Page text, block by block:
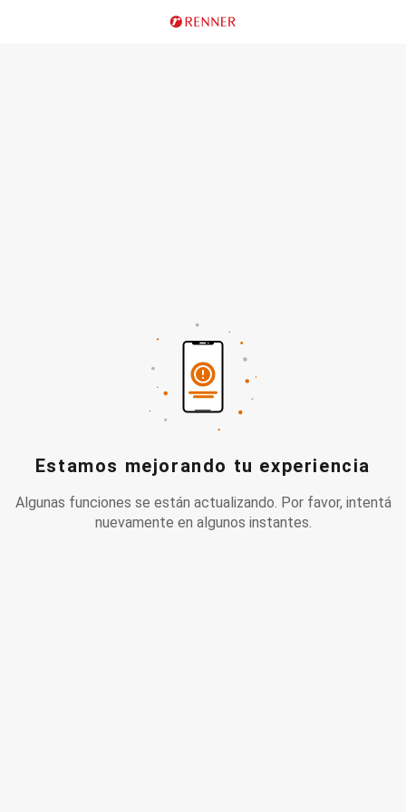
Estamos mejorando tu experiencia
Algunas funciones se están actualizando. Por favor, intentá
nuevamente en algunos instantes.